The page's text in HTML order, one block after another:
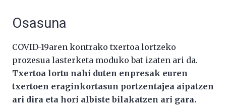
Osasuna
COVID-19aren kontrako txertoa lortzeko
prozesua lasterketa moduko bat izaten ari da.
Txertoa lortu nahi duten enpresak euren
txertoen eraginkortasun portzentajea aipatzen
ari dira eta hori albiste bilakatzen ari gara.